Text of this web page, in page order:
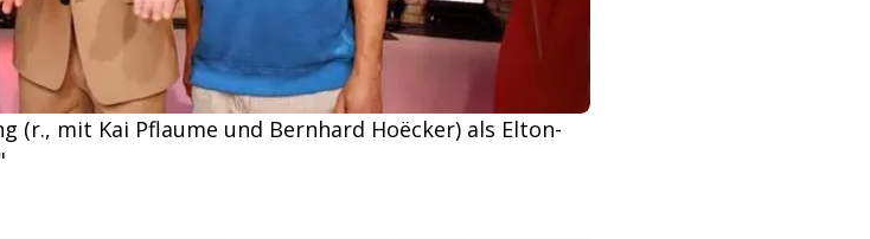
(r., mit Kai Pflaume und Bernhard Hoëcker) als Elton-